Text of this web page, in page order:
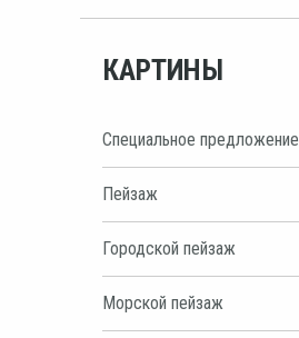
КАРТИНЫ
Специальное предложение
Пейзаж
Городской пейзаж
Морской пейзаж